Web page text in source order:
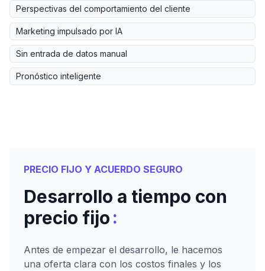
Perspectivas del comportamiento del cliente
Marketing impulsado por IA
Sin entrada de datos manual
Pronóstico inteligente
PRECIO FIJO Y ACUERDO SEGURO
Desarrollo a tiempo con
precio fijo:
Antes de empezar el desarrollo, le hacemos
una oferta clara con los costos finales y los